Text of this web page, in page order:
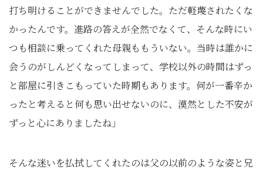
打ち明けることができませんでした。ただ軽蔑されたくな
かったんです。進路の答えが全然でなくて、そんな時にい
つも相談に乗ってくれた母親ももういない。当時は誰かに
会うのがしんどくなってしまって、学校以外の時間はずっ
と部屋に引きこもっていた時期もあります。何が一番辛か
ったと考えると何も思い出せないのに、漠然とした不安が
ずっと心にありましたね」
そんな迷いを払拭してくれたのは父の以前のような姿と兄